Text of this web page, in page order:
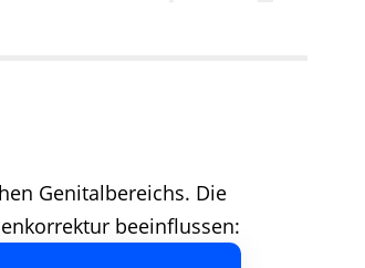
Genitalbereichs. Die
beeinflussen: